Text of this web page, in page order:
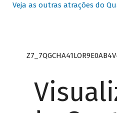
Veja as outras atrações do